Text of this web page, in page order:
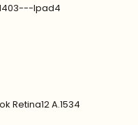
Ipad4
Retina12 A.1534